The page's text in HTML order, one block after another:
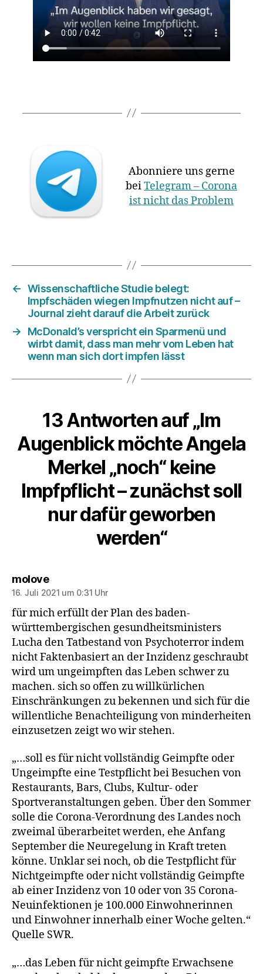
Abonniere uns gerne
beiTelegram – Corona
ist nicht das Problem
← Wissenschaftliche Studie belegt:
Impfschäden wiegen Impfnutzen nicht auf –
Journal zieht darauf die Arbeit zurück
→
McDonald’s verspricht ein Sparmenü und
wirbt damit, dass man mehr vom Leben hat
wenn man sich dort impfen lässt
13 Antworten auf „Im
Augenblick möchte Angela
Merkel „noch“ keine
Impfpflicht – zunächst soll
nur dafür geworben
werden“
molovesagt:
16. Juli 2021 um 0:31 Uhr
für mich erfüllt der Plan des baden-
württembergischen gesundheitsministers
Lucha den Tatbestand von Psychoterror indem
nicht Faktenbasiert an der Inzidenz geschraubt
wird um ungeimpften das Leben schwer zu
machen. sich so offen zu willkürlichen
Einschränkungen zu bekennen und sich für die
willentliche Benachteiligung von minderheiten
einzusetzen zeigt wo wir stehen.
„…soll es für nicht vollständig Geimpfte oder
Ungeimpfte eine Testpflicht bei Besuchen von
Restaurants, Bars, Clubs, Kultur- oder
Sportveranstaltungen geben. Über den Sommer
solle die Corona-Verordnung des Landes noch
zweimal überarbeitet werden, ehe Anfang
September die Neuregelung in Kraft treten
könne. Unklar sei noch, ob die Testpflicht für
Nichtgeimpfte oder nicht vollständig Geimpfte
ab einer Inzidenz von 10 oder von 35 Corona-
Neuinfektionen je 100.000 Einwohnerinnen
und Einwohner innerhalb einer Woche gelten.“
Quelle SWR.
„…das Leben für nicht geimpfte Erwachsene